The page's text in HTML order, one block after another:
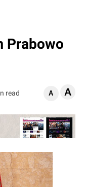
Prabowo
read A A